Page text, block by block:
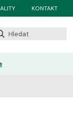
KONTAKT